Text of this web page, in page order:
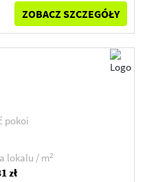
ZOBACZ SZCZEGÓŁY
pokoi
lokalu / m2
zł